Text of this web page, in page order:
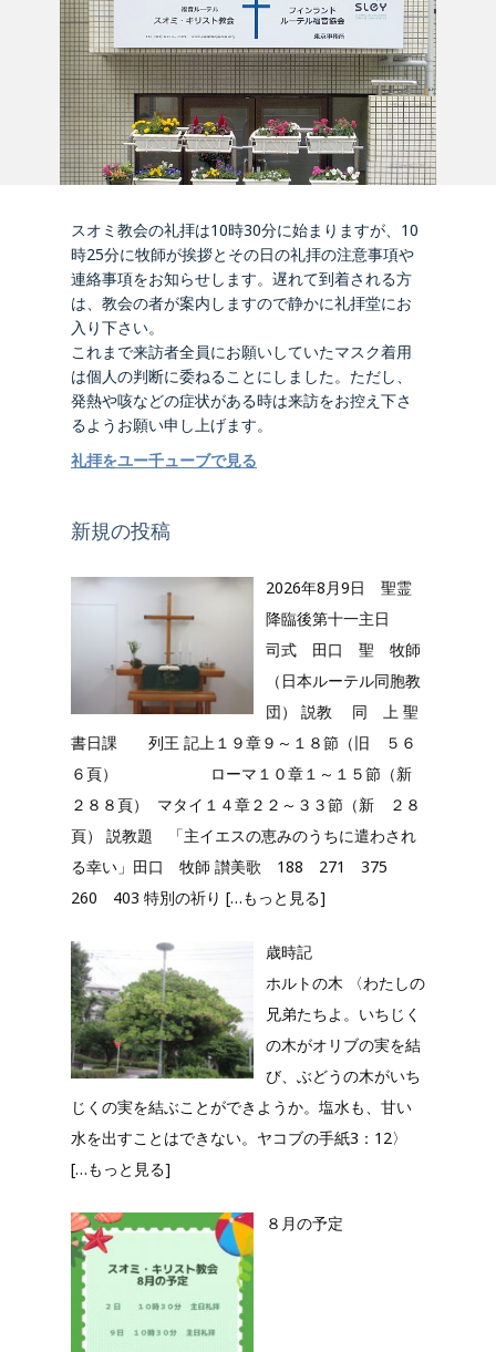
スオミ教会の礼拝は10時30分に始まりますが、10
時25分に牧師が挨拶とその日の礼拝の注意事項や
連絡事項をお知らせします。遅れて到着される方
は、教会の者が案内しますので静かに礼拝堂にお
入り下さい。
これまで来訪者全員にお願いしていたマスク着用
は個人の判断に委ねることにしました。ただし、
発熱や咳などの症状がある時は来訪をお控え下さ
るようお願い申し上げます。
礼拝をユー千ューブで見る
新規の投稿
2026年8月9日 聖霊
降臨後第十一主日
司式 田口 聖 牧師
（日本ルーテル同胞教
団） 説教 同 上 聖
書日課 列王 記上１９章９～１８節（旧 ５６
６頁） ローマ１０章１～１５節（新
２８８頁） マタイ１４章２２～３３節（新 ２８
頁） 説教題 「主イエスの恵みのうちに遣わされ
る幸い」田口 牧師 讃美歌 188 271 375
260 403 特別の祈り […もっと見る]
歳時記
ホルトの木 〈わたしの
兄弟たちよ。いちじく
の木がオリブの実を結
び、ぶどうの木がいち
じくの実を結ぶことができようか。塩水も、甘い
水を出すことはできない。ヤコブの手紙3：12〉
[…もっと見る]
８月の予定